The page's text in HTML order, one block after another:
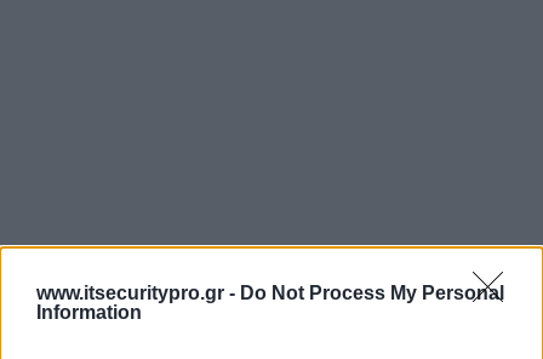
www.itsecuritypro.gr - Do Not Process My Personal
Information